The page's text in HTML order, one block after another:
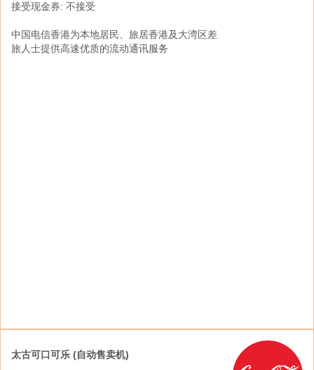
-
接受现金券: 不接受
Eat3D筷食无时无刻为您带来轻松方便的自热系
接受现金券: 不接受
中国电信香港为本地居民、旅居香港及大湾区差
旅人士提供高速优质的流动通讯服务
太古可口可乐 (自动售卖机)